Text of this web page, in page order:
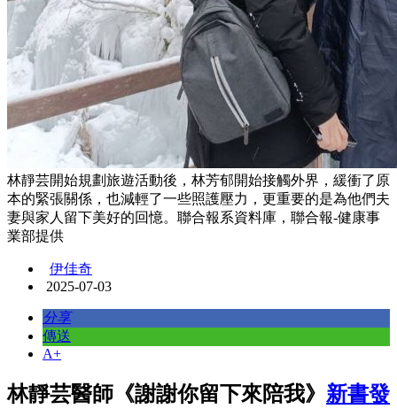
林靜芸開始規劃旅遊活動後，林芳郁開始接觸外界，緩衝了原
本的緊張關係，也減輕了一些照護壓力，更重要的是為他們夫
妻與家人留下美好的回憶。聯合報系資料庫，聯合報-健康事
業部提供
伊佳奇
2025-07-03
分享
傳送
A+
林靜芸醫師《謝謝你留下來陪我》 新書發